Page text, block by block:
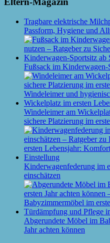
Tragbare elektrische
Passform, Hygiene und
Fußsack im Kinderwagen-
Windeleimer am
sichere Platzierung im
Kinderwagenfederung im
einschätzen
Abgerundete Möbel im
Jahr achten können